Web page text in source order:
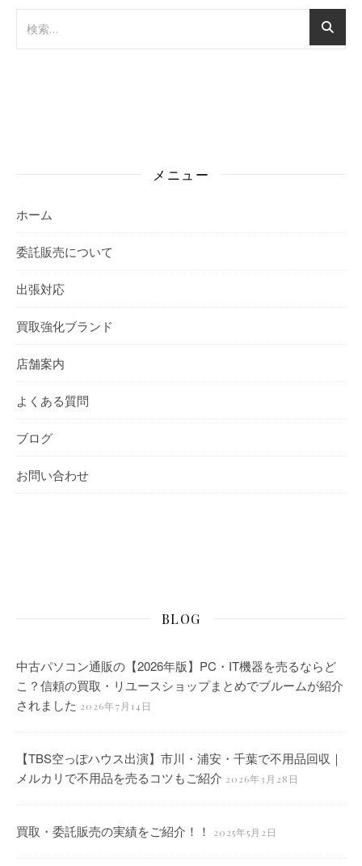
メニュー
ホーム
委託販売について
出張対応
買取強化ブランド
店舗案内
よくある質問
ブログ
お問い合わせ
BLOG
中古パソコン通販の【2026年版】PC・IT機器を売るならど
こ？信頼の買取・リユースショップまとめでブルームが紹介
されました 2026年7月14日
【TBS空っぽハウス出演】市川・浦安・千葉で不用品回収｜
メルカリで不用品を売るコツもご紹介 2026年3月28日
買取・委託販売の実績をご紹介！！ 2025年5月2日